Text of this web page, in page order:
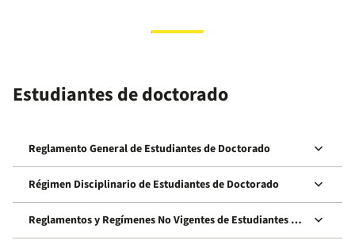
Estudiantes de doctorado
Reglamento General de Estudiantes de Doctorado keyboard_arrow_down
Régimen Disciplinario de Estudiantes de Doctorado keyboard_arrow_down
Reglamentos y Regímenes No Vigentes de Estudiantes de
Doctorado
keyboard_arrow_down